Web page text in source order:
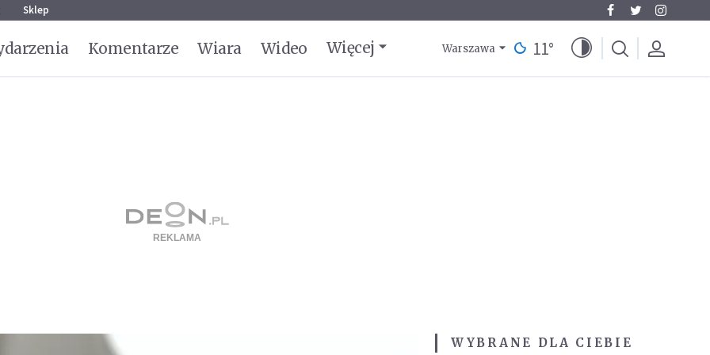
Sklep
Komentarze Wiara Wideo Więcej Warszawa 11°
WYBRANE DLA CIEBIE